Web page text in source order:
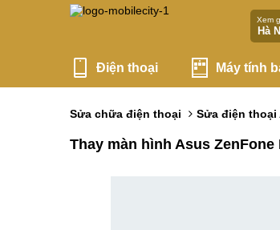
Xem
Điện thoại Máy tính
Sửa chữa điện thoại Sửa điện thoại
Thay màn hình Asus ZenFone